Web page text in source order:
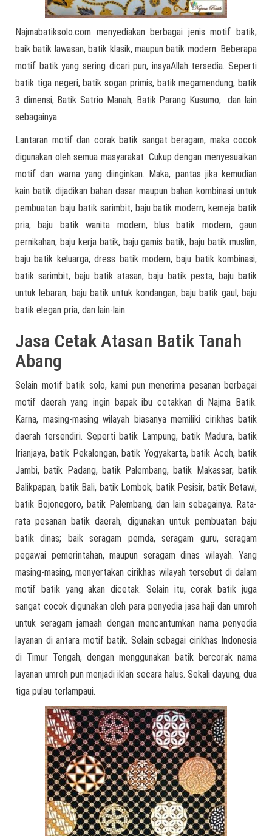
Najmabatiksolo.com menyediakan berbagai jenis motif batik;
baik batik lawasan, batik klasik, maupun batik modern. Beberapa
motif batik yang sering dicari pun, insyaAllah tersedia. Seperti
batik tiga negeri, batik sogan primis, batik megamendung, batik
3 dimensi, Batik Satrio Manah, Batik Parang Kusumo, dan lain
sebagainya.
Lantaran motif dan corak batik sangat beragam, maka cocok
digunakan oleh semua masyarakat. Cukup dengan menyesuaikan
motif dan warna yang diinginkan. Maka, pantas jika kemudian
kain batik dijadikan bahan dasar maupun bahan kombinasi untuk
pembuatan baju batik sarimbit, baju batik modern, kemeja batik
pria, baju batik wanita modern, blus batik modern, gaun
pernikahan, baju kerja batik, baju gamis batik, baju batik muslim,
baju batik keluarga, dress batik modern, baju batik kombinasi,
batik sarimbit, baju batik atasan, baju batik pesta, baju batik
untuk lebaran, baju batik untuk kondangan, baju batik gaul, baju
batik elegan pria, dan lain-lain.
Jasa Cetak Atasan Batik Tanah
Abang
Selain motif batik solo, kami pun menerima pesanan berbagai
motif daerah yang ingin bapak ibu cetakkan di Najma Batik.
Karna, masing-masing wilayah biasanya memiliki cirikhas batik
daerah tersendiri. Seperti batik Lampung, batik Madura, batik
Irianjaya, batik Pekalongan, batik Yogyakarta, batik Aceh, batik
Jambi, batik Padang, batik Palembang, batik Makassar, batik
Balikpapan, batik Bali, batik Lombok, batik Pesisir, batik Betawi,
batik Bojonegoro, batik Palembang, dan lain sebagainya. Rata-
rata pesanan batik daerah, digunakan untuk pembuatan baju
batik dinas; baik seragam pemda, seragam guru, seragam
pegawai pemerintahan, maupun seragam dinas wilayah. Yang
masing-masing, menyertakan cirikhas wilayah tersebut di dalam
motif batik yang akan dicetak. Selain itu, corak batik juga
sangat cocok digunakan oleh para penyedia jasa haji dan umroh
untuk seragam jamaah dengan mencantumkan nama penyedia
layanan di antara motif batik. Selain sebagai cirikhas Indonesia
di Timur Tengah, dengan menggunakan batik bercorak nama
layanan umroh pun menjadi iklan secara halus. Sekali dayung, dua
tiga pulau terlampaui.